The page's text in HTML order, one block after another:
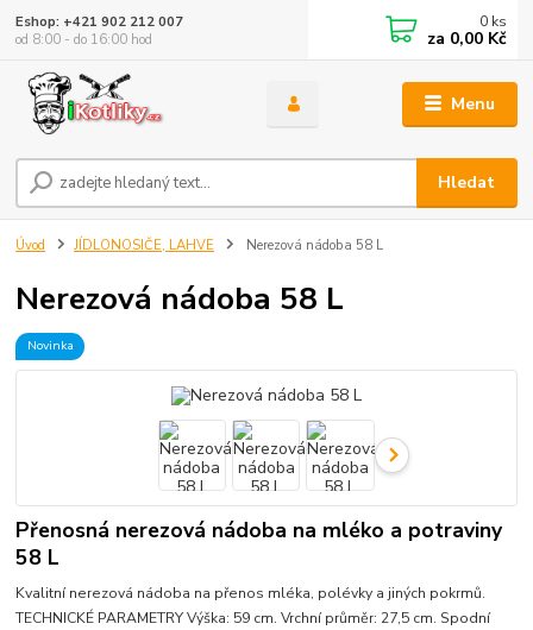
Menu
Hledat
Eshop: +421 902 212 007
od 8:00 - do 16:00 hod
0 ks
za 0,00 Kč
Úvod JÍDLONOSIČE, LAHVE Nerezová nádoba 58 L
Nerezová nádoba 58 L
Novinka
Přenosná nerezová nádoba na mléko a potraviny
58 L
Kvalitní nerezová nádoba na přenos mléka, polévky a jiných pokrmů.
TECHNICKÉ PARAMETRY Výška: 59 cm. Vrchní průměr: 27,5 cm. Spodní